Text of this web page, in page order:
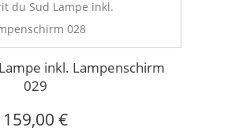
inkl. Lampenschirm
029
159,00 €